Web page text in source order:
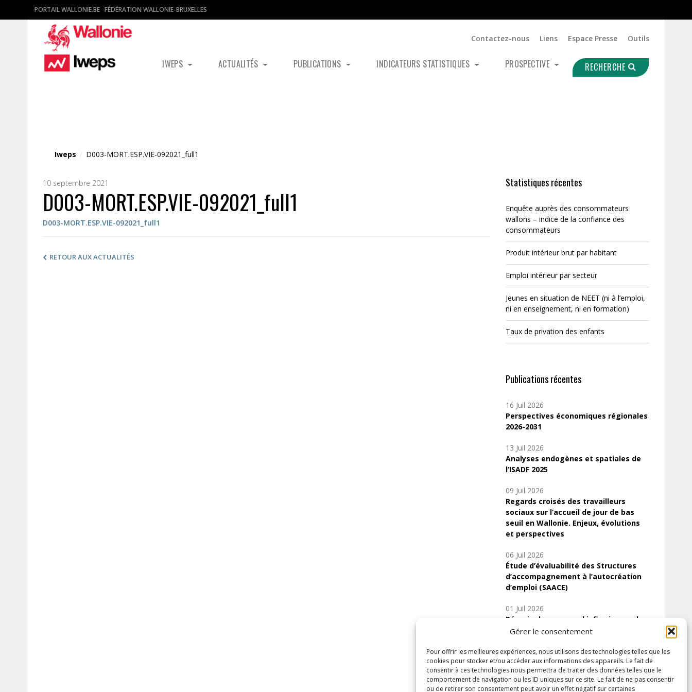
Gérer le consentement
Pour offrir les meilleures expériences, nous utilisons des technologies telles que les
cookies pour stocker et/ou accéder aux informations des appareils. Le fait de
consentir à ces technologies nous permettra de traiter des données telles que le
comportement de navigation ou les ID uniques sur ce site. Le fait de ne pas consentir
ou de retirer son consentement peut avoir un effet négatif sur certaines
PORTAIL WALLONIE.BE FÉDÉRATION WALLONIE-BRUXELLES
Contactez-nous Liens Espace Presse Outils
IWEPS ACTUALITÉS PUBLICATIONS INDICATEURS STATISTIQUES PROSPECTIVE RECHERCHE
Iweps / D003-MORT.ESP.VIE-092021_full1
10 septembre 2021
D003-MORT.ESP.VIE-092021_full1
D003-MORT.ESP.VIE-092021_full1
RETOUR AUX ACTUALITÉS
Statistiques récentes
Enquête auprès des consommateurs
wallons – indice de la confiance des
consommateurs
Produit intérieur brut par habitant
Emploi intérieur par secteur
Jeunes en situation de NEET (ni à l’emploi,
ni en enseignement, ni en formation)
Taux de privation des enfants
Publications récentes
16 Juil 2026
Perspectives économiques régionales
2026-2031
13 Juil 2026
Analyses endogènes et spatiales de
l’ISADF 2025
09 Juil 2026
Regards croisés des travailleurs
sociaux sur l’accueil de jour de bas
seuil en Wallonie. Enjeux, évolutions
et perspectives
06 Juil 2026
Étude d’évaluabilité des Structures
d’accompagnement à l’autocréation
d’emploi (SAACE)
01 Juil 2026
Pénurie du personnel infirmier :quels
indicateurs d’offre de soins pour
Inscrivez-vous à notre newsletter